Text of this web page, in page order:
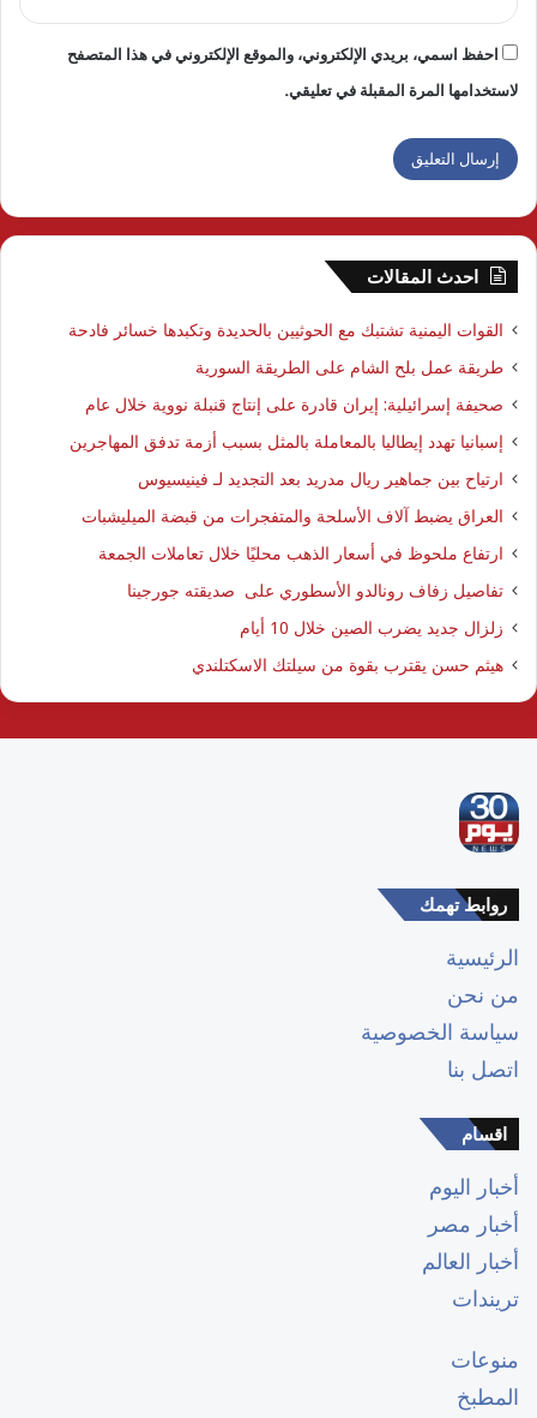
احفظ اسمي، بريدي الإلكتروني، والموقع الإلكتروني في هذا المتصفح
لاستخدامها المرة المقبلة في تعليقي.
احدث المقالات
القوات اليمنية تشتبك مع الحوثيين بالحديدة وتكبدها خسائر فادحة
طريقة عمل بلح الشام على الطريقة السورية
صحيفة إسرائيلية: إيران قادرة على إنتاج قنبلة نووية خلال عام
إسبانيا تهدد إيطاليا بالمعاملة بالمثل بسبب أزمة تدفق المهاجرين
ارتياح بين جماهير ريال مدريد بعد التجديد لـ فينيسيوس
العراق يضبط آلاف الأسلحة والمتفجرات من قبضة الميليشبات
ارتفاع ملحوظ في أسعار الذهب محليًا خلال تعاملات الجمعة
تفاصيل زفاف رونالدو الأسطوري على صديقته جورجينا
زلزال جديد يضرب الصين خلال 10 أيام
هيثم حسن يقترب بقوة من سيلتك الاسكتلندي
روابط تهمك
الرئيسية
من نحن
سياسة الخصوصية
اتصل بنا
اقسام
أخبار اليوم
أخبار مصر
أخبار العالم
تريندات
منوعات
المطبخ